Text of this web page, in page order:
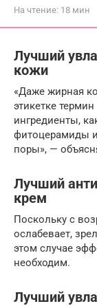
На чтение: 18 мин
Лучший
кожи
«Даже жирная
этикетке
ингредиенты,
фитоцерамиды
поры», —
Лучший
крем
Поскольку с
ослабевает,
этом случае
необходим.
Лучший